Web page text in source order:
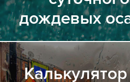
дождевых